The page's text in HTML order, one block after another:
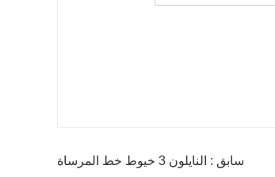
سابق : النايلون 3 خيوط خط المرساة